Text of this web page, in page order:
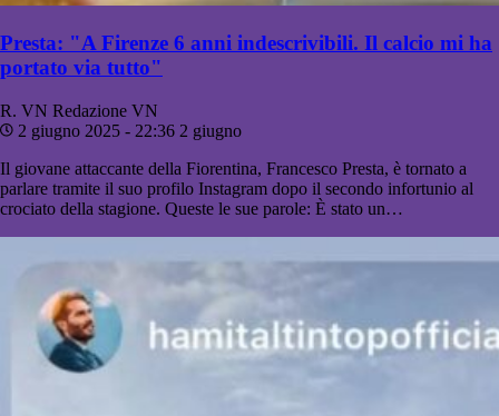
Presta: "A Firenze 6 anni indescrivibili. Il calcio mi ha
portato via tutto"
R. VN Redazione VN
2 giugno 2025 - 22:36 2 giugno
Il giovane attaccante della Fiorentina, Francesco Presta, è tornato a
parlare tramite il suo profilo Instagram dopo il secondo infortunio al
crociato della stagione. Queste le sue parole: È stato un…